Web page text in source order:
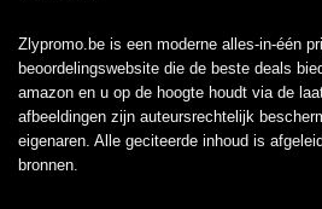
Zlypromo.be is een moderne alles-in-één
beoordelingswebsite die de beste deals
amazon en u op de hoogte houdt via de
afbeeldingen zijn auteursrechtelijk
eigenaren. Alle geciteerde inhoud is
bronnen.